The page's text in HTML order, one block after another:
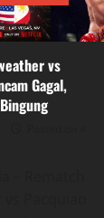
vs
Gagal,